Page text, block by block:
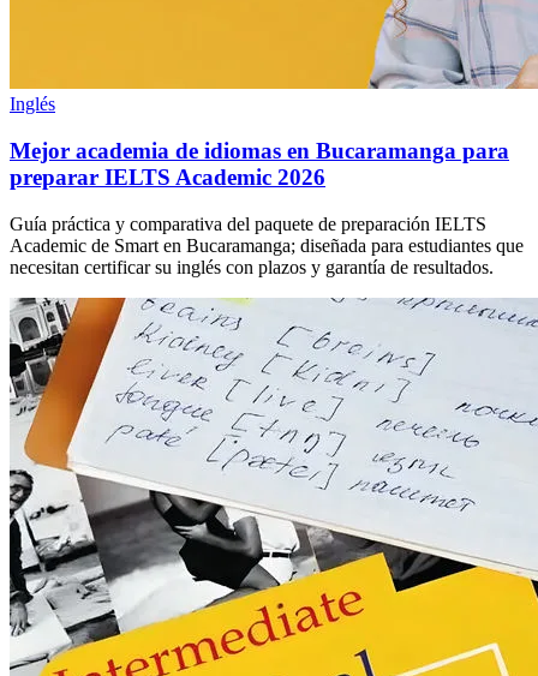
Inglés
Mejor academia de idiomas en Bucaramanga para
preparar IELTS Academic 2026
Guía práctica y comparativa del paquete de preparación IELTS
Academic de Smart en Bucaramanga; diseñada para estudiantes que
necesitan certificar su inglés con plazos y garantía de resultados.